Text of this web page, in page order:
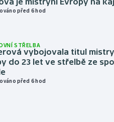
před 6 hod
STŘELBA
vybojovala titul
do 23 let ve střelbě ze
před 6 hod